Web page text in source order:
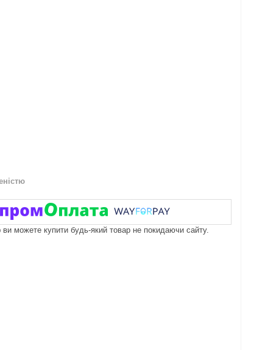
ви можете купити будь-який товар не покидаючи сайту.